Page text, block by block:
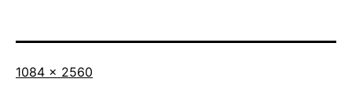
Volledige
1084 × 2560